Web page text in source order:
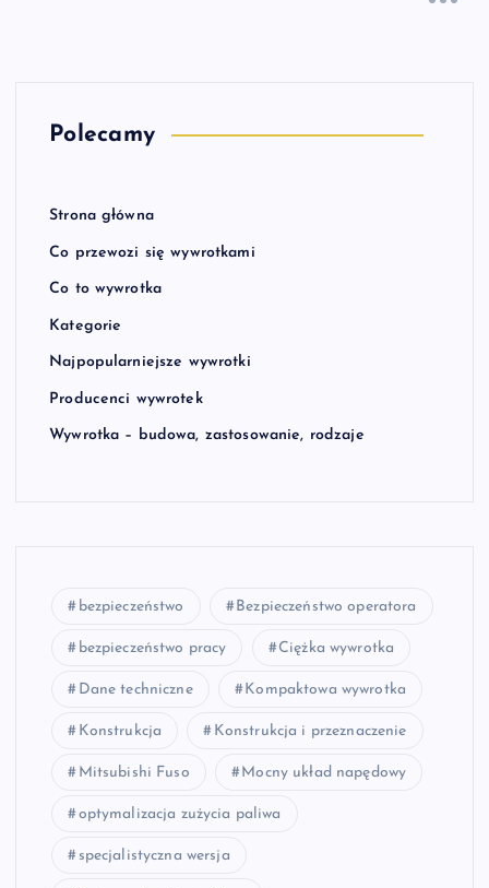
Polecamy
Strona główna
Co przewozi się wywrotkami
Co to wywrotka
Kategorie
Najpopularniejsze wywrotki
Producenci wywrotek
Wywrotka – budowa, zastosowanie, rodzaje
bezpieczeństwo Bezpieczeństwo operatora
bezpieczeństwo pracy Ciężka wywrotka
Dane techniczne Kompaktowa wywrotka
Konstrukcja Konstrukcja i przeznaczenie
Mitsubishi Fuso Mocny układ napędowy
optymalizacja zużycia paliwa
specjalistyczna wersja